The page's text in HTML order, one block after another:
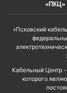
«Псковский
Кабельный Центр
которого